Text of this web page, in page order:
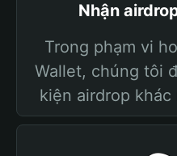
Nhận
Trong phạm vi
Wallet, chúng tôi
kiện airdrop khác